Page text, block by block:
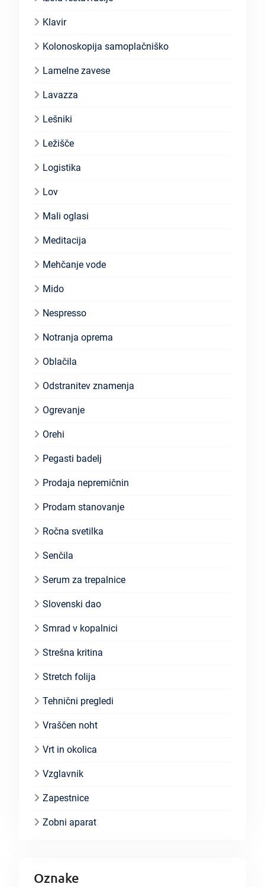
Klavir
Kolonoskopija samoplačniško
Lamelne zavese
Lavazza
Lešniki
Ležišče
Logistika
Lov
Mali oglasi
Meditacija
Mehčanje vode
Mido
Nespresso
Notranja oprema
Oblačila
Odstranitev znamenja
Ogrevanje
Orehi
Pegasti badelj
Prodaja nepremičnin
Prodam stanovanje
Ročna svetilka
Senčila
Serum za trepalnice
Slovenski dao
Smrad v kopalnici
Strešna kritina
Stretch folija
Tehnični pregledi
Vraščen noht
Vrt in okolica
Vzglavnik
Zapestnice
Zobni aparat
Oznake